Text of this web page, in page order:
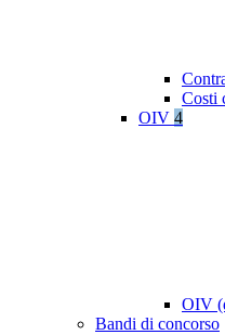
Costi
OIV 4
OIV
Bandi di concorso